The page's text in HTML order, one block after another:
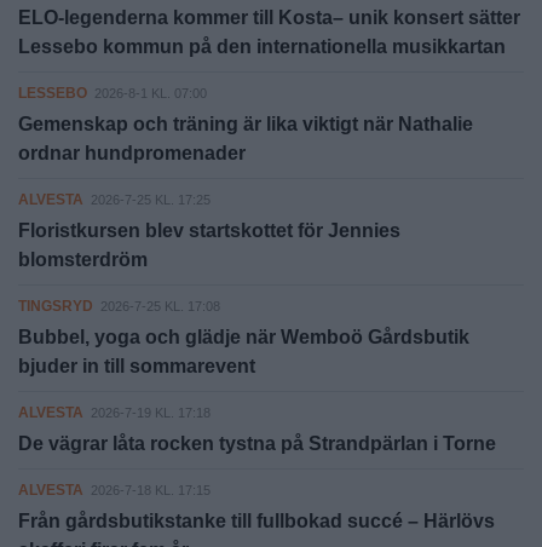
ELO-legenderna kommer till Kosta– unik konsert sätter
Lessebo kommun på den internationella musikkartan
LESSEBO 2026-8-1 KL. 07:00
Gemenskap och träning är lika viktigt när Nathalie
ordnar hundpromenader
ALVESTA 2026-7-25 KL. 17:25
Floristkursen blev startskottet för Jennies
blomsterdröm
TINGSRYD 2026-7-25 KL. 17:08
Bubbel, yoga och glädje när Wemboö Gårdsbutik
bjuder in till sommarevent
ALVESTA 2026-7-19 KL. 17:18
De vägrar låta rocken tystna på Strandpärlan i Torne
ALVESTA 2026-7-18 KL. 17:15
Från gårdsbutikstanke till fullbokad succé – Härlövs